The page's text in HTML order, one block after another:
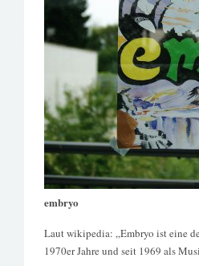
embryo
Laut wikipedia: „Embryo ist eine
1970er Jahre und seit 1969 als